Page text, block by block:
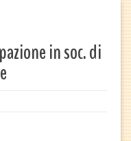
in soc. di